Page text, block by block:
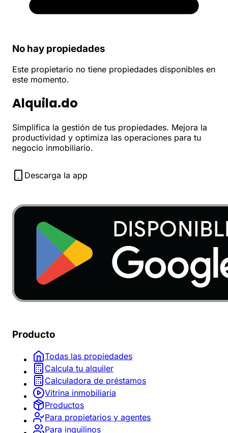
No hay propiedades
Este propietario no tiene propiedades disponibles en
este momento.
Alquila.do
Simplifica la gestión de tus propiedades. Mejora la
productividad y optimiza las operaciones para tu
negocio inmobiliario.
Descarga la app
Producto
Todas las propiedades
Calcula tu alquiler
Calculadora de préstamos
Vitrina inmobiliaria
Productos
Para propietarios y agentes
Para inquilinos